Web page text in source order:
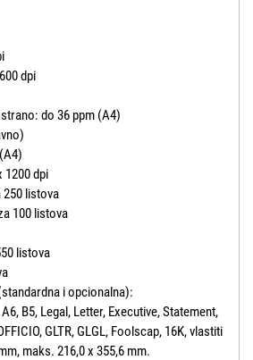
dpi
do 36 ppm (A4)
1200 dpi
250 listova
100 listova
listova
i opcionalna):
B5, Legal, Letter, Executive, Statement,
GLTR, GLGL, Foolscap, 16K, vlastiti
maks. 216,0 x 355,6 mm.